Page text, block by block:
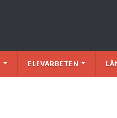
ELEVARBETEN